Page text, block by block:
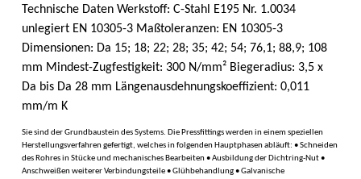
Technische Daten Werkstoff: C-Stahl E195 Nr. 1.0034
unlegiert EN 10305-3 Maßtoleranzen: EN 10305-3
Dimensionen: Da 15; 18; 22; 28; 35; 42; 54; 76,1; 88,9; 108
mm Mindest-Zugfestigkeit: 300 N/mm² Biegeradius: 3,5 x
Da bis Da 28 mm Längenausdehnungskoeffizient: 0,011
mm/m K
Sie sind der Grundbaustein des Systems. Die Pressfittings werden in einem speziellen
Herstellungsverfahren gefertigt, welches in folgenden Hauptphasen abläuft: • Schneiden
des Rohres in Stücke und mechanisches Bearbeiten • Ausbildung der Dichtring-Nut •
Anschweißen weiterer Verbindungsteile • Glühbehandlung • Galvanische